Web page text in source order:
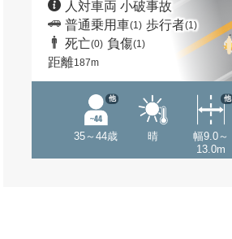
人対車両 小破事故
普通乗用車(1) 歩行者(1)
死亡(0) 負傷(1)
距離187m
35～44歳
他
晴
幅9.0～
13.0m
他